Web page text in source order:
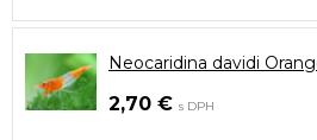
Neocaridina davidi
2,70 € s DPH